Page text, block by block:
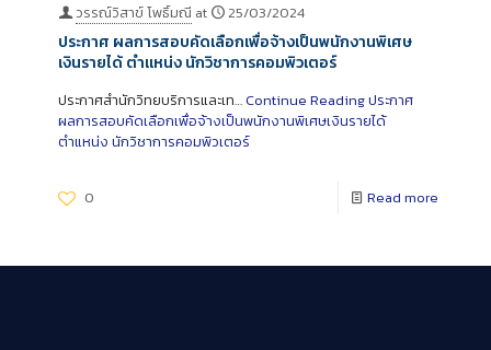
วรรณ์วิสาข์ โพธิ์มณี at 25/03/2024
ประกาศ ผลการสอบคัดเลือกเพื่อจ้างเป็นพนักงานพิเศษ
เงินรายได้ ตำแหน่ง นักวิชาการคอมพิวเตอร์
ประกาศสำนักวิทยบริการและเท… Continue Readingประกาศ
ผลการสอบคัดเลือกเพื่อจ้างเป็นพนักงานพิเศษเงินรายได้
ตำแหน่ง นักวิชาการคอมพิวเตอร์
0 Read more